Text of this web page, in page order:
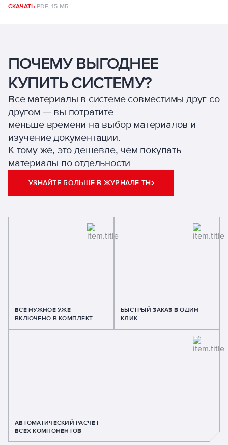
СКАЧАТЬ PDF,15 МБ
ПОЧЕМУ ВЫГОДНЕЕ
КУПИТЬ СИСТЕМУ?
Все материалы в системе совместимы друг со
другом — вы потратите
меньше времени на выбор материалов и
изучение документации.
К тому же, это дешевле, чем покупать
материалы по отдельности
УЗНАЙТЕ БОЛЬШЕ В ЖУРНАЛЕ ТН
ВСЕ НУЖНОЕ УЖЕ
ВКЛЮЧЕНО В КОМПЛЕКТ
БЫСТРЫЙ ЗАКАЗ В ОДИН
КЛИК
АВТОМАТИЧЕСКИЙ РАСЧЁТ
ВСЕХ КОМПОНЕНТОВ